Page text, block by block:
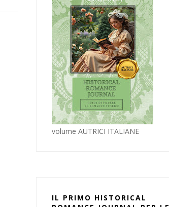
volume AUTRICI ITALIANE
IL PRIMO HISTORICAL